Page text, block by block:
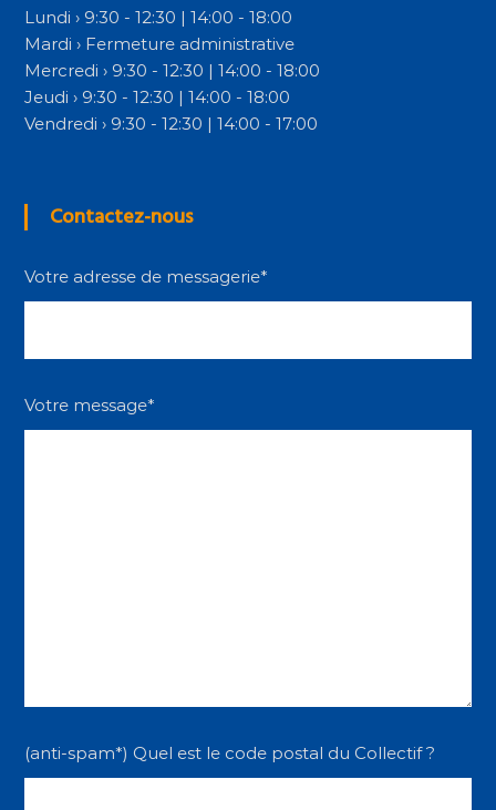
Lundi › 9:30 - 12:30 | 14:00 - 18:00
Mardi › Fermeture administrative
Mercredi › 9:30 - 12:30 | 14:00 - 18:00
Jeudi › 9:30 - 12:30 | 14:00 - 18:00
Vendredi › 9:30 - 12:30 | 14:00 - 17:00
Contactez-nous
Votre adresse de messagerie*
Votre message*
(anti-spam*) Quel est le code postal du Collectif ?